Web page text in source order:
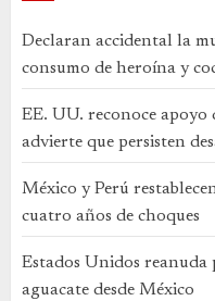
Declaran accidental la
consumo de heroína y
EE. UU. reconoce
advierte que persisten
México y Perú
cuatro años de choques
Estados Unidos reanuda
aguacate desde México